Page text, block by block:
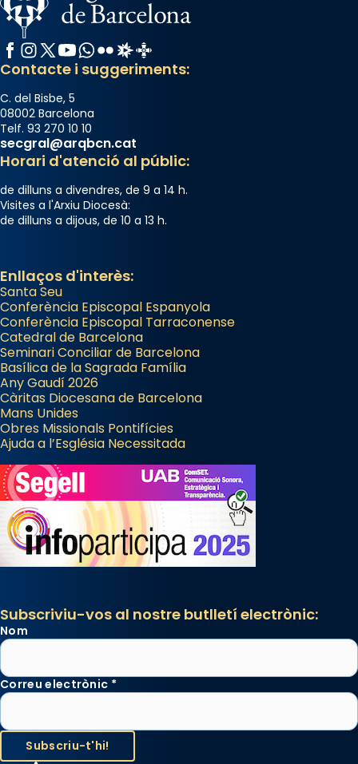
Facebook
Instagram
X / Twitter
YouTube
WhatsApp
FlickrRadio Estel
Catalunya Cristiana
Contacte i suggeriments:
C. del Bisbe, 5
08002 Barcelona
Telf. 93 270 10 10
secgral@arqbcn.cat
Horari d'atenció al públic:
de dilluns a divendres, de 9 a 14 h.
Visites a l'Arxiu Diocesà:
de dilluns a dijous, de 10 a 13 h.
Enllaços d'interès:
Santa Seu
Conferència Episcopal Espanyola
Conferència Episcopal Tarraconense
Catedral de Barcelona
Seminari Conciliar de Barcelona
Basílica de la Sagrada Família
Any Gaudí 2026
Càritas Diocesana de Barcelona
Mans Unides
Obres Missionals Pontifícies
Ajuda a l’Església Necessitada
Subscriviu-vos al nostre butlletí electrònic:
Nom
Correu electrònic *